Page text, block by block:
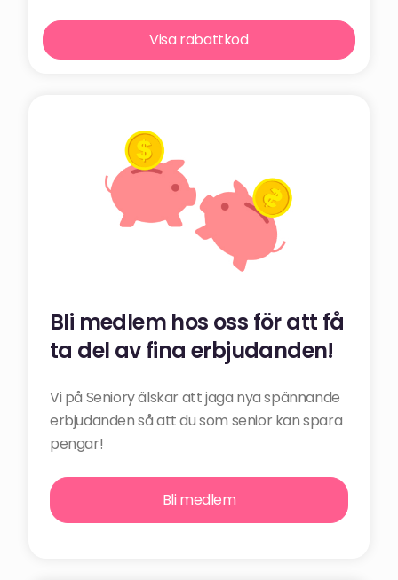
Visa rabattkod
Bli medlem hos oss för att få
ta del av fina erbjudanden!
Vi på Seniory älskar att jaga nya spännande
erbjudanden så att du som senior kan spara
pengar!
Bli medlem